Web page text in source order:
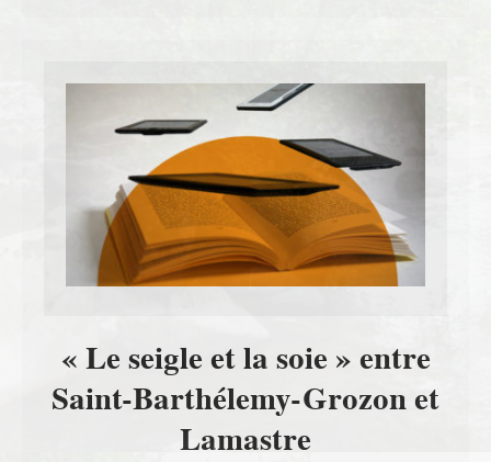
« Le seigle et la soie » entre
Saint-Barthélemy-Grozon et
Lamastre